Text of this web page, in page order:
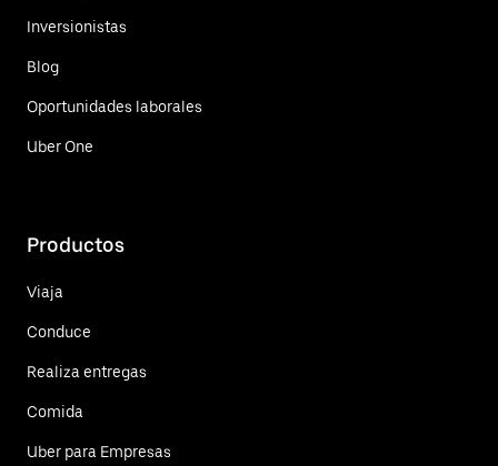
Inversionistas
Blog
Oportunidades laborales
Uber One
Productos
Viaja
Conduce
Realiza entregas
Comida
Uber para Empresas